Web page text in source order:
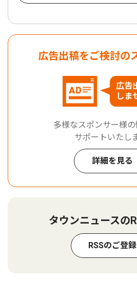
広告出稿をご検討の
広告
しま
多様なスポンサー様
サポートいたし
詳細を見る
タウンニュースの
RSSのご登録